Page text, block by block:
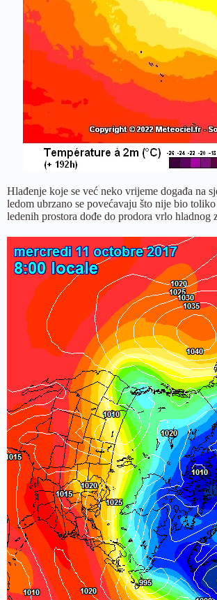
Hlađenje koje se već neko vrijeme događa na
ledom ubrzano se povećavaju što nije bio
ledenih prostora dođe do prodora vrlo